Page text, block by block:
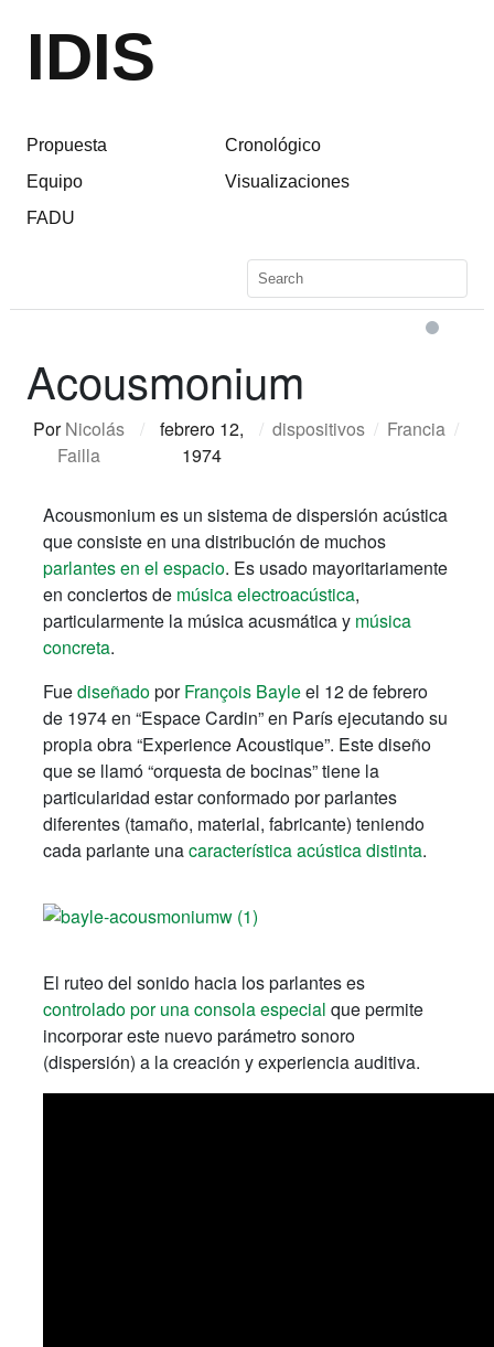
IDIS
Propuesta
Equipo
FADU
Cronológico
Visualizaciones
Acousmonium
PorNicolás
Failla
/
febrero 12,
1974
/ dispositivos / Francia /
Acousmonium es un sistema de dispersión acústica
que consiste en una distribución de muchos
parlantes en el espacio. Es usado mayoritariamente
en conciertos de música electroacústica,
particularmente la música acusmática y música
concreta.
FuediseñadoporFrançois Bayleel 12 de febrero
de 1974 en “Espace Cardin” en París ejecutando su
propia obra “Experience Acoustique”. Este diseño
que se llamó “orquesta de bocinas” tiene la
particularidad estar conformado por parlantes
diferentes (tamaño, material, fabricante) teniendo
cada parlante unacaracterística acústica distinta.
El ruteo del sonido hacia los parlantes es
controlado por una consola especial que permite
incorporar este nuevo parámetro sonoro
(dispersión) a la creación y experiencia auditiva.